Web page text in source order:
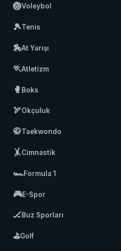
🏐Voleybol
🎾Tenis
🏇At Yarışı
🏃Atletizm
🥊 Boks
🏹Okçuluk
🥋Taekwondo
🤸Cimnastik
🏎️Formula 1
🎮E-Spor
🏒Buz Sporları
⛳Golf